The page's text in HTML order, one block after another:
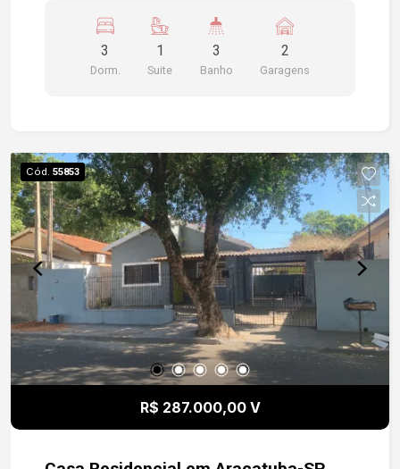
porcelanato, placa solar e poço artesiano. Venha
conhecer!
3
Dorm.
1
Suite
3
Banho
2
Garagens
Cód. 55853
R$ 287.000,00 V